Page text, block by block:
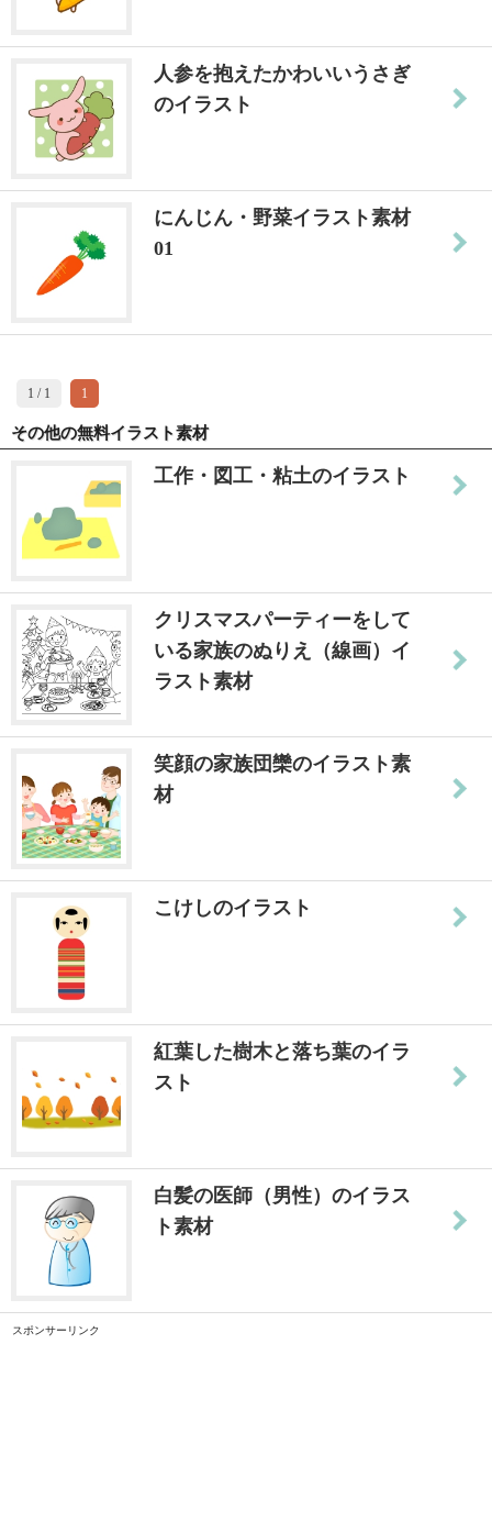
人参を抱えたかわいいうさぎ
のイラスト
にんじん・野菜イラスト素材
01
1 / 1 1
その他の無料イラスト素材
工作・図工・粘土のイラスト
クリスマスパーティーをして
いる家族のぬりえ（線画）イ
ラスト素材
笑顔の家族団欒のイラスト素
材
こけしのイラスト
紅葉した樹木と落ち葉のイラ
スト
白髪の医師（男性）のイラス
ト素材
スポンサーリンク